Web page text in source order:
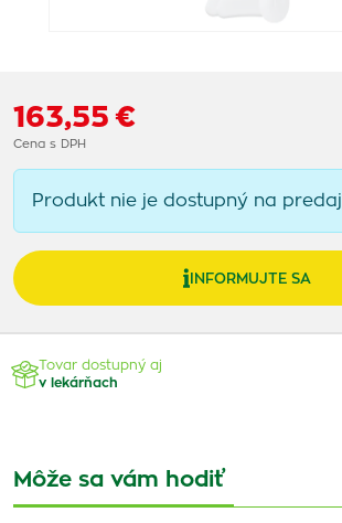
163,55 €
Cena s DPH
Produkt nie je dostupný na predaj
INFORMUJTE SA
Tovar dostupný aj
v lekárňach
Môže sa vám hodiť